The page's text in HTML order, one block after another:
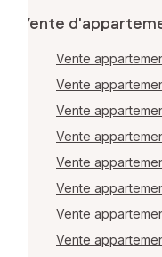
Vente
Vente
Vente
Vente
Vente
Vente
Vente
Vente
Vente